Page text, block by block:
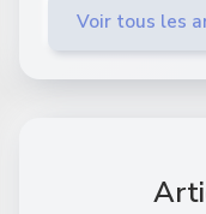
Voir tous les